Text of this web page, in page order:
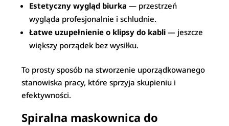
Estetyczny wygląd biurka — przestrzeń
wygląda profesjonalnie i schludnie.
Łatwe uzupełnienie o klipsy do kabli — jeszcze
większy porządek bez wysiłku.
To prosty sposób na stworzenie uporządkowanego
stanowiska pracy, które sprzyja skupieniu i
efektywności.
Spiralna maskownica do